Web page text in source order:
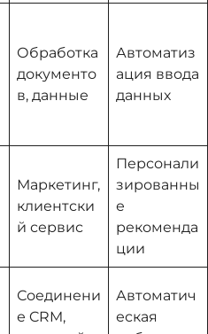
Обработка
документо
в, данные
Автоматиз
ация ввода
данных
Маркетинг,
клиентски
й сервис
Персонали
зированны
е
рекоменда
ции
Соединени
е CRM,
Автоматич
еская